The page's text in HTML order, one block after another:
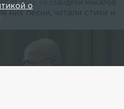
2022, 06:03
них песни, читали стихи и
о